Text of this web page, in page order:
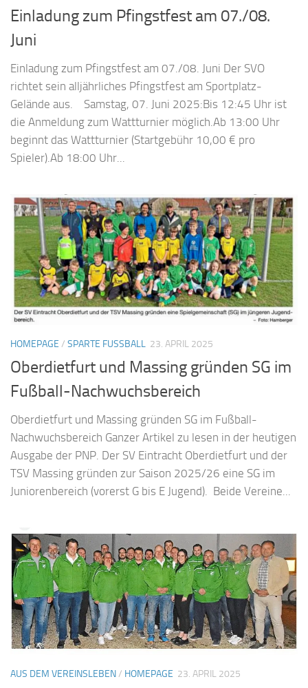
Einladung zum Pfingstfest am 07./08.
Juni
Einladung zum Pfingstfest am 07./08. Juni Der SVO
richtet sein alljährliches Pfingstfest am Sportplatz-
Gelände aus. Samstag, 07. Juni 2025:Bis 12:45 Uhr ist
die Anmeldung zum Wattturnier möglich.Ab 13:00 Uhr
beginnt das Wattturnier (Startgebühr 10,00 € pro
Spieler).Ab 18:00 Uhr...
HOMEPAGE / SPARTE FUSSBALL 23. APRIL 2025
Oberdietfurt und Massing gründen SG im
Fußball-Nachwuchsbereich
Oberdietfurt und Massing gründen SG im Fußball-
Nachwuchsbereich Ganzer Artikel zu lesen in der heutigen
Ausgabe der PNP. Der SV Eintracht Oberdietfurt und der
TSV Massing gründen zur Saison 2025/26 eine SG im
Juniorenbereich (vorerst G bis E Jugend). Beide Vereine...
AUS DEM VEREINSLEBEN/ HOMEPAGE 23. APRIL 2025